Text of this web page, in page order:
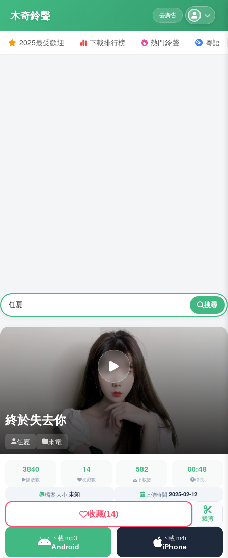
木奇鈴聲 去廣告
2025最受歡迎 下載排行榜 熱門鈴聲 粵語
搜尋
終於失去你
任夏 來電
3840
播放數
14
收藏數
582
下載數
00:48
時長
檔案大小:未知 上傳時間:2025-02-12
收藏(14) 裁剪
下載 mp3
Android
下載 m4r
iPhone